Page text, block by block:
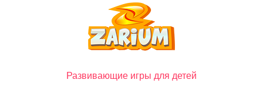
Развивающие игры для детей